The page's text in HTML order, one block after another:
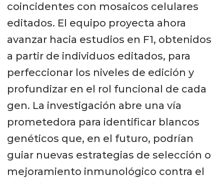
coincidentes con mosaicos celulares
editados. El equipo proyecta ahora
avanzar hacia estudios en F1, obtenidos
a partir de individuos editados, para
perfeccionar los niveles de edición y
profundizar en el rol funcional de cada
gen. La investigación abre una vía
prometedora para identificar blancos
genéticos que, en el futuro, podrían
guiar nuevas estrategias de selección o
mejoramiento inmunológico contra el